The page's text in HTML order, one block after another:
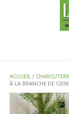
ACCUEIL /
À LA BRANCHE DE